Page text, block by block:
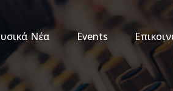
Νέα Events